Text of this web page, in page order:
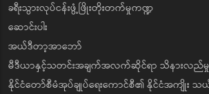
ခရီးသွားလုပ်ငန်းဖွံ့ဖြိုးတိုးတက်မှုကဏ္ဍ
ဆောင်းပါး
အယ်ဒီတာ့အာဘော်
မီဒီယာနှင့်သတင်းအချက်အလက်ဆိုင်ရာ သိနားလည်မှု
နိုင်ငံတော်စီမံအုပ်ချုပ်ရေးကောင်စီ၏ နိုင်ငံအကျိုး သ